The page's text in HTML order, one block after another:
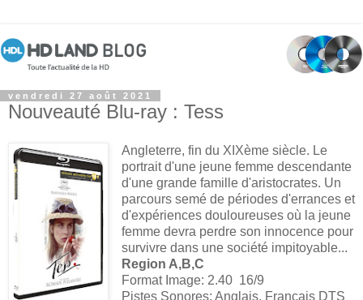
vendredi 27 août 2021
Nouveauté Blu-ray : Tess
Angleterre, fin du XIXème siècle. Le
portrait d'une jeune femme descendante
d'une grande famille d'aristocrates. Un
parcours semé de périodes d'errances et
d'expériences douloureuses où la jeune
femme devra perdre son innocence pour
survivre dans une société impitoyable...
Region A,B,C
Format Image: 2.40 16/9
Pistes Sonores: Anglais, Français DTS